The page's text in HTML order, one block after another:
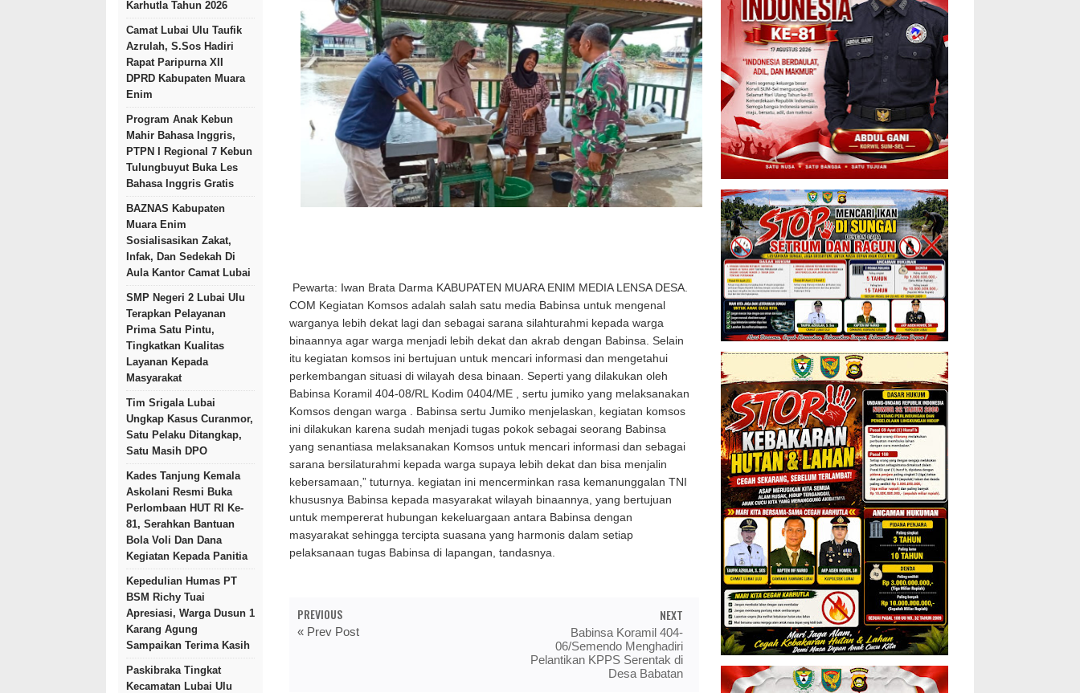
Karhutla Tahun 2026
Camat Lubai Ulu Taufik
Azrulah, S.Sos Hadiri
Rapat Paripurna XII
DPRD Kabupaten Muara
Enim
Program Anak Kebun
Mahir Bahasa Inggris,
PTPN I Regional 7 Kebun
Tulungbuyut Buka Les
Bahasa Inggris Gratis
BAZNAS Kabupaten
Muara Enim
Sosialisasikan Zakat,
Infak, Dan Sedekah Di
Aula Kantor Camat Lubai
SMP Negeri 2 Lubai Ulu
Terapkan Pelayanan
Prima Satu Pintu,
Tingkatkan Kualitas
Layanan Kepada
Masyarakat
Tim Srigala Lubai
Ungkap Kasus Curanmor,
Satu Pelaku Ditangkap,
Satu Masih DPO
Kades Tanjung Kemala
Askolani Resmi Buka
Perlombaan HUT RI Ke-
81, Serahkan Bantuan
Bola Voli Dan Dana
Kegiatan Kepada Panitia
Kepedulian Humas PT
BSM Richy Tuai
Apresiasi, Warga Dusun 1
Karang Agung
Sampaikan Terima Kasih
Paskibraka Tingkat
Kecamatan Lubai Ulu
Pewarta: Iwan Brata Darma KABUPATEN MUARA ENIM MEDIA LENSA DESA.
COM Kegiatan Komsos adalah salah satu media Babinsa untuk mengenal
warganya lebih dekat lagi dan sebagai sarana silahturahmi kepada warga
binaannya agar warga menjadi lebih dekat dan akrab dengan Babinsa. Selain
itu kegiatan komsos ini bertujuan untuk mencari informasi dan mengetahui
perkembangan situasi di wilayah desa binaan. Seperti yang dilakukan oleh
Babinsa Koramil 404-08/RL Kodim 0404/ME , sertu jumiko yang melaksanakan
Komsos dengan warga . Babinsa sertu Jumiko menjelaskan, kegiatan komsos
ini dilakukan karena sudah menjadi tugas pokok sebagai seorang Babinsa
yang senantiasa melaksanakan Komsos untuk mencari informasi dan sebagai
sarana bersilaturahmi kepada warga supaya lebih dekat dan bisa menjalin
kebersamaan,” tuturnya. kegiatan ini mencerminkan rasa kemanunggalan TNI
khususnya Babinsa kepada masyarakat wilayah binaannya, yang bertujuan
untuk mempererat hubungan kekeluargaan antara Babinsa dengan
masyarakat sehingga tercipta suasana yang harmonis dalam setiap
pelaksanaan tugas Babinsa di lapangan, tandasnya.
PREVIOUS
« Prev Post
NEXT
Babinsa Koramil 404-
06/Semendo Menghadiri
Pelantikan KPPS Serentak di
Desa Babatan